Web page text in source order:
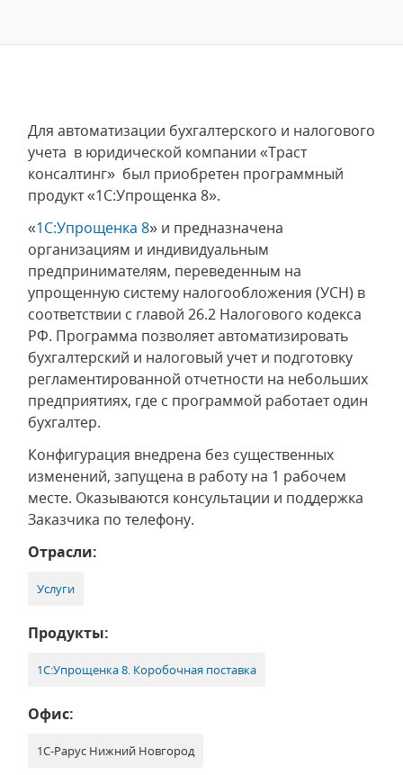
Для автоматизации бухгалтерского и налогового
учета в юридической компании «Траст
консалтинг» был приобретен программный
продукт «1С:Упрощенка 8».
«1С:Упрощенка 8» и предназначена
организациям и индивидуальным
предпринимателям, переведенным на
упрощенную систему налогообложения (УСН) в
соответствии с главой 26.2 Налогового кодекса
РФ. Программа позволяет автоматизировать
бухгалтерский и налоговый учет и подготовку
регламентированной отчетности на небольших
предприятиях, где с программой работает один
бухгалтер.
Конфигурация внедрена без существенных
изменений, запущена в работу на 1 рабочем
месте. Оказываются консультации и поддержка
Заказчика по телефону.
Отрасли:
Услуги
Продукты:
1С:Упрощенка 8. Коробочная поставка
Офис:
1С-Рарус Нижний Новгород